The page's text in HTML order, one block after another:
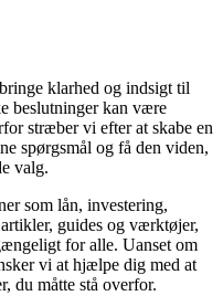
klarhed og indsigt til
beslutninger kan være
stræber vi efter at skabe en
spørgsmål og få den viden,
valg.
som lån, investering,
guides og værktøjer,
for alle. Uanset om
vi at hjælpe dig med at
du måtte stå overfor.